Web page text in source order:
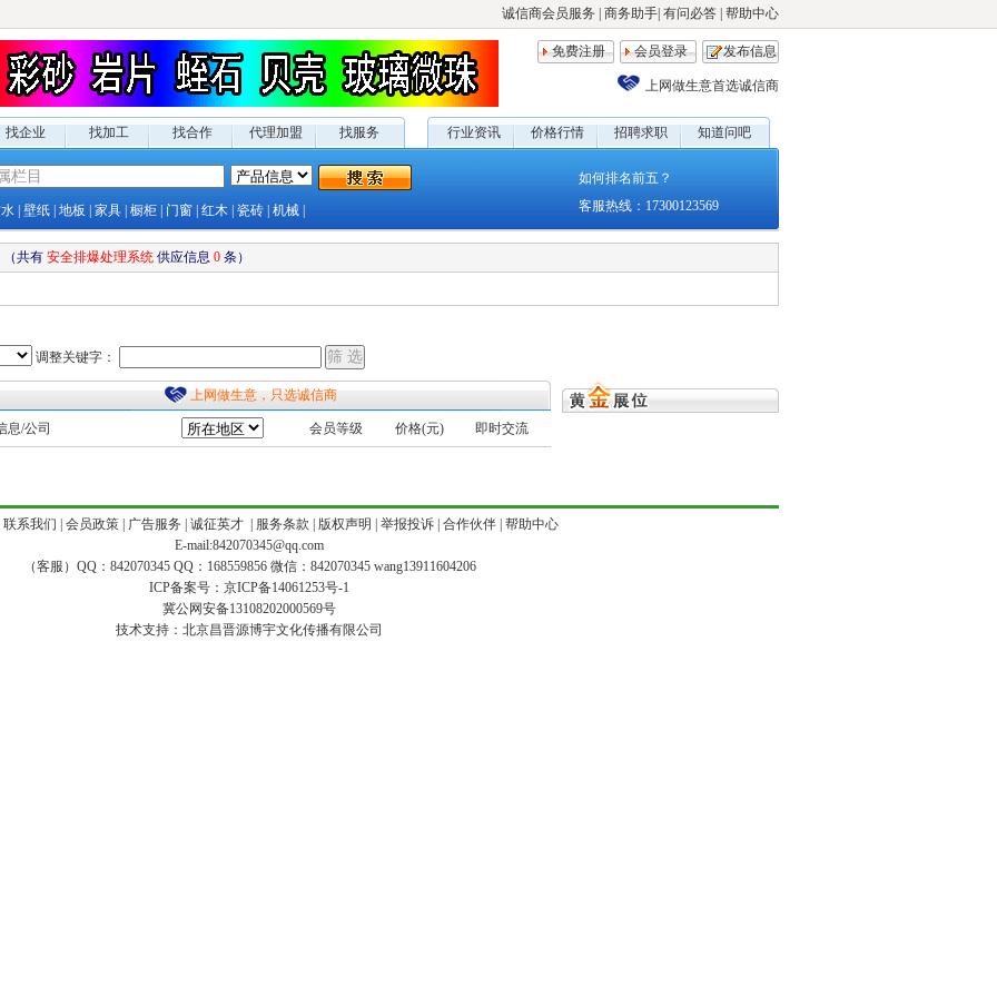
诚信商会员服务 商务助手 有问必答 帮助中心
免费注册 会员登录 发布信息
上网做生意首选诚信商
找企业 找加工 找合作 代理加盟 找服务 行业资讯 价格行情 招聘求职 知道问吧
壁纸 地板 家具 橱柜 门窗 红木 瓷砖 机械
如何排名前五？
客服热线：17300123569
（共有 安全排爆处理系统 供应信息 0 条）
调整关键字：
上网做生意，只选诚信商
息/公司 会员等级 价格(元) 即时交流
联系我们 会员政策| 广告服务 诚征英才 服务条款 版权声明 举报投诉| 合作伙伴| 帮助中心
E-mail:842070345@qq.com
（客服）QQ：842070345 QQ：168559856 微信：842070345 wang13911604206
ICP备案号： 京ICP备14061253号-1
冀公网安备13108202000569号
技术支持： 北京昌晋源博宇文化传播有限公司